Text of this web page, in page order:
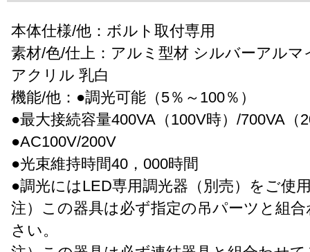
本体仕様/他：ボルト取付専用
素材/色/仕上：アルミ型材 シルバーアルマ
アクリル 乳白
機能/他：●調光可能（5％～100％）
●最大接続容量400VA（100V時）/700VA（
●AC100V/200V
●光束維持時間40，000時間
●調光にはLED専用調光器（別売）をご使
注）この器具は必ず指定の吊パーツと組
さい。